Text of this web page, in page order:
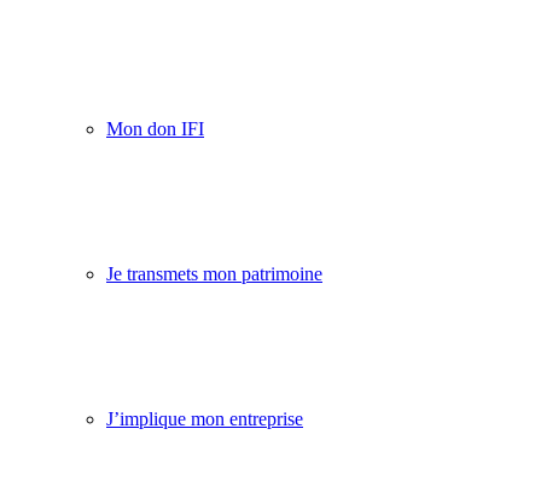
Mon don IFI
Je transmets mon patrimoine
J’implique mon entreprise